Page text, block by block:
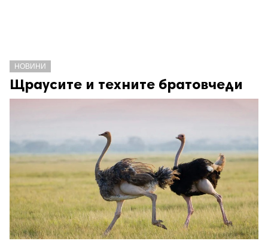
НОВИНИ
Щраусите и техните братовчеди